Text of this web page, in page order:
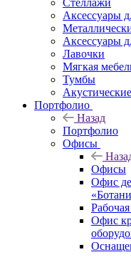
Стеллажи
Аксессуары
Аксессуары
Лавочки
Мягкая
Тумбы
Портфолио
Назад
Портфолио
Офисы
Офисы
Офис
Офис